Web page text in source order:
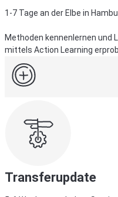
1-7 Tage an der Elbe in
Methoden kennenlernen und
mittels Action Learning
Transferupdate